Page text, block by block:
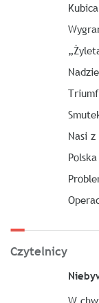
Nasi
Czytelnicy
W